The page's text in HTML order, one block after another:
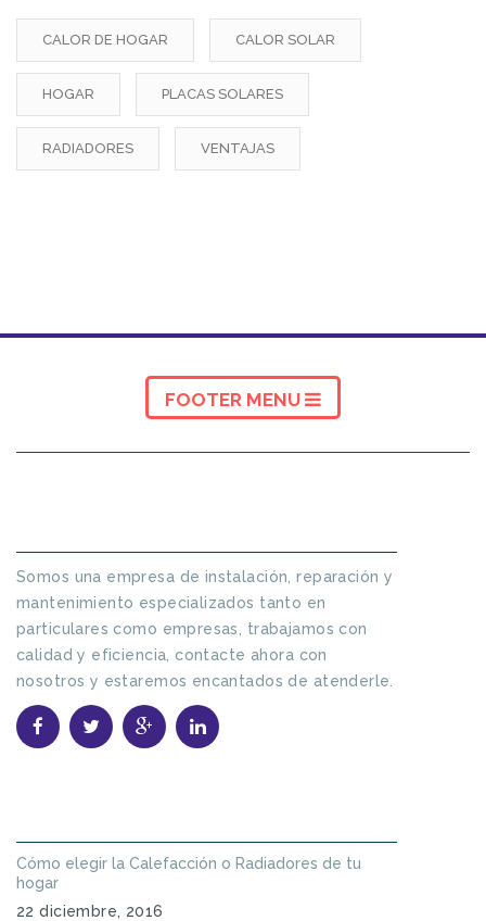
CALOR DE HOGAR CALOR SOLAR
HOGAR PLACAS SOLARES
RADIADORES VENTAJAS
FOOTER MENU
Somos una empresa de instalación, reparación y
mantenimiento especializados tanto en
particulares como empresas, trabajamos con
calidad y eficiencia, contacte ahora con
nosotros y estaremos encantados de atenderle.
Cómo elegir la Calefacción o Radiadores de tu
hogar
22 diciembre, 2016